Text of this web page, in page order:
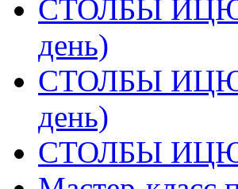
СТОЛБЫ
день)
СТОЛБЫ
день)
СТОЛБЫ